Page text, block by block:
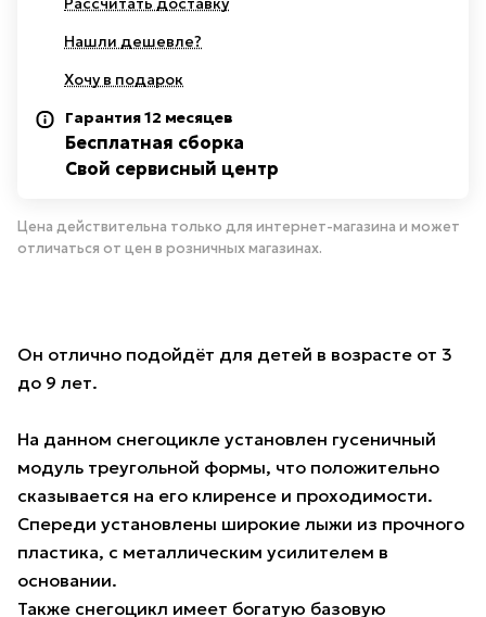
Нашли дешевле?
Хочу в подарок
Гарантия 12 месяцев
Бесплатная сборка
Свой сервисный центр
Цена действительна только для интернет-магазина и может
отличаться от цен в розничных магазинах.
Он отлично подойдёт для детей в возрасте от 3
до 9 лет.
На данном снегоцикле установлен гусеничный
модуль треугольной формы, что положительно
сказывается на его клиренсе и проходимости.
Спереди установлены широкие лыжи из прочного
пластика, с металлическим усилителем в
основании.
Также снегоцикл имеет богатую базовую